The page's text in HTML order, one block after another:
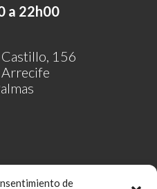
de
a 22h00
156